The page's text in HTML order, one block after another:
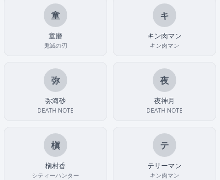
童
童磨
鬼滅の刃
キ
キン肉マン
キン肉マン
弥
弥海砂
DEATH NOTE
夜
夜神月
DEATH NOTE
槇
槇村香
シティーハンター
テ
テリーマン
キン肉マン